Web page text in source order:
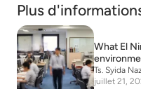
Plus
What El
Ts. Syida
juillet 21,